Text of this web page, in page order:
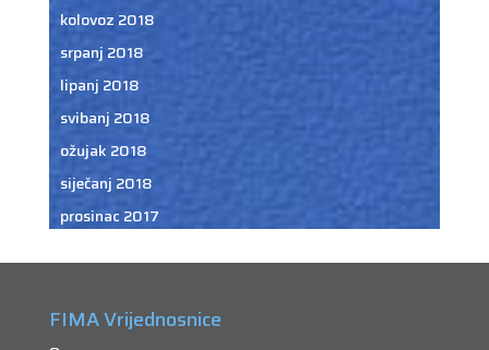
kolovoz 2018
srpanj 2018
lipanj 2018
svibanj 2018
ožujak 2018
siječanj 2018
prosinac 2017
FIMA Vrijednosnice